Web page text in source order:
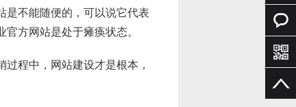
是不能随便的，可以说它代表
方网站是处于瘫痪状态。
过程中， 网站建设才是根本，
预约洽
预约洽